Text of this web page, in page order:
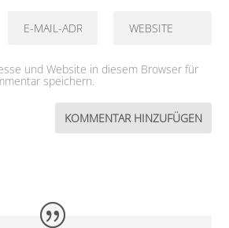
und Website in diesem Browser für
speichern.